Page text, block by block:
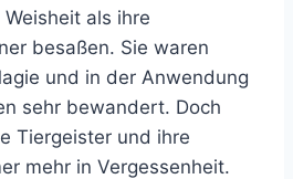
als ihre
besaßen. Sie waren
und in der Anwendung
sehr bewandert. Doch
Tiergeister und ihre
mehr in Vergessenheit.